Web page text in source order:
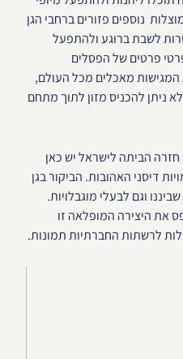
נוספים פזורים ברחבי הגן
לשבת ברוגע ולהתפעל
פרטים של הפסלים
המגישות מאכלים מכל העולם,
ניתן להכניס מזון לתוך מתחם
הביתה לישראל יש כאן
דיסני האהובות. הביקור בגן
וגם לבעלי מוגבלויות.
את היצירה המופלאה זו
לרשתות החברתיות תמונות.